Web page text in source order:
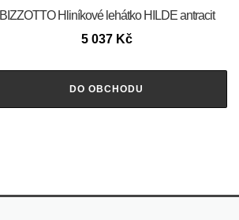
BIZZOTTO Hliníkové lehátko HILDE antracit
5 037 Kč
DO OBCHODU